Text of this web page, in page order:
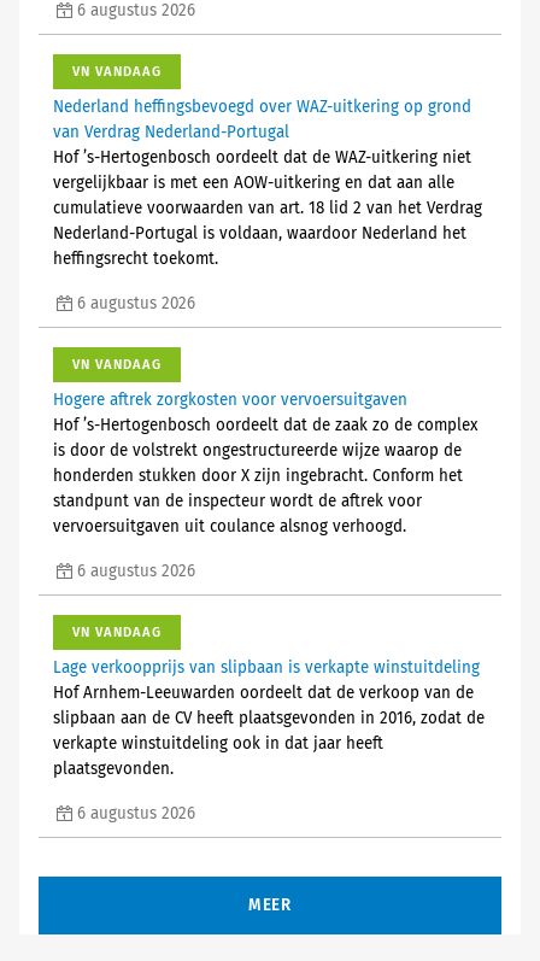
6 augustus 2026
VN VANDAAG
Nederland heffingsbevoegd over WAZ-uitkering op grond
van Verdrag Nederland-Portugal
Hof ’s-Hertogenbosch oordeelt dat de WAZ-uitkering niet
vergelijkbaar is met een AOW-uitkering en dat aan alle
cumulatieve voorwaarden van art. 18 lid 2 van het Verdrag
Nederland-Portugal is voldaan, waardoor Nederland het
heffingsrecht toekomt.
6 augustus 2026
VN VANDAAG
Hogere aftrek zorgkosten voor vervoersuitgaven
Hof ’s-Hertogenbosch oordeelt dat de zaak zo de complex
is door de volstrekt ongestructureerde wijze waarop de
honderden stukken door X zijn ingebracht. Conform het
standpunt van de inspecteur wordt de aftrek voor
vervoersuitgaven uit coulance alsnog verhoogd.
6 augustus 2026
VN VANDAAG
Lage verkoopprijs van slipbaan is verkapte winstuitdeling
Hof Arnhem-Leeuwarden oordeelt dat de verkoop van de
slipbaan aan de CV heeft plaatsgevonden in 2016, zodat de
verkapte winstuitdeling ook in dat jaar heeft
plaatsgevonden.
6 augustus 2026
MEER